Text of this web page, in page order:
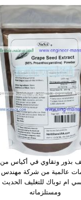
بذور وتقاوي في أكياس من
عالمية من شركة مهندس
ام توباك للتغليف الحديث
ومستلزماته